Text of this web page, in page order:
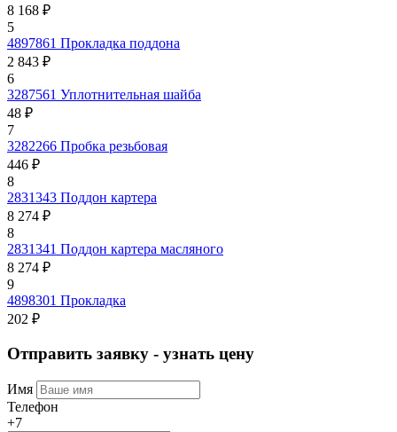
8 168 ₽
5
4897861 Прокладка поддона
2 843 ₽
6
3287561 Уплотнительная шайба
48 ₽
7
3282266 Пробка резьбовая
446 ₽
8
2831343 Поддон картера
8 274 ₽
8
2831341 Поддон картера масляного
8 274 ₽
9
4898301 Прокладка
202 ₽
Отправить заявку - узнать цену
Имя
Телефон
+7